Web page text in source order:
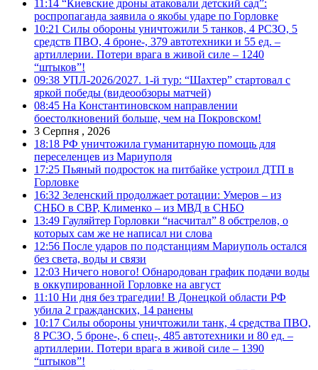
11:14 “Киевские дроны атаковали детский сад”:
роспропаганда заявила о якобы ударе по Горловке
10:21 Силы обороны уничтожили 5 танков, 4 РСЗО, 5
средств ПВО, 4 броне-, 379 автотехники и 55 ед. –
артиллерии. Потери врага в живой силе – 1240
“штыков”!
09:38 УПЛ-2026/2027. 1-й тур: “Шахтер” стартовал с
яркой победы (видеообзоры матчей)
08:45 На Константиновском направлении
боестолкновений больше, чем на Покровском!
3 Серпня , 2026
18:18 РФ уничтожила гуманитарную помощь для
переселенцев из Мариуполя
17:25 Пьяный подросток на питбайке устроил ДТП в
Горловке
16:32 Зеленский продолжает ротации: Умеров – из
СНБО в СВР, Клименко – из МВД в СНБО
13:49 Гауляйтер Горловки “насчитал” 8 обстрелов, о
которых сам же не написал ни слова
12:56 После ударов по подстанциям Мариуполь остался
без света, воды и связи
12:03 Ничего нового! Обнародован график подачи воды
в оккупированной Горловке на август
11:10 Ни дня без трагедии! В Донецкой области РФ
убила 2 гражданских, 14 ранены
10:17 Силы обороны уничтожили танк, 4 средства ПВО,
8 РСЗО, 5 броне-, 6 спец-, 485 автотехники и 80 ед. –
артиллерии. Потери врага в живой силе – 1390
“штыков”!